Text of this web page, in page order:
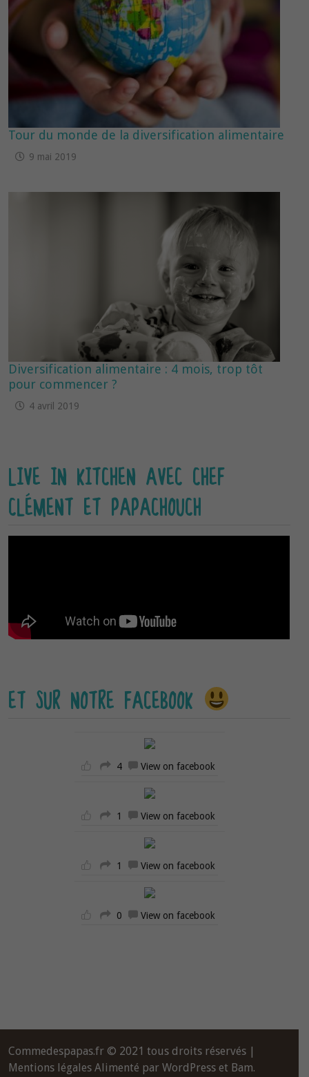
Tour du monde de la diversification alimentaire
9 mai 2019
Diversification alimentaire : 4 mois, trop tôt
pour commencer ?
4 avril 2019
LIVE IN KITCHEN AVEC CHEF
CLÉMENT ET PAPACHOUCH
ET SUR NOTRE FACEBOOK
4 View on facebook
1 View on facebook
1 View on facebook
0 View on facebook
Commedespapas.fr © 2021 tous droits réservés |
Mentions légales Alimenté parWordPress et Bam.